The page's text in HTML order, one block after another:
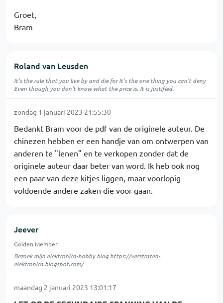
Groet,
Bram
Roland van Leusden
It's the rule that you live by and die for It's the one thing you can't deny
Even though you don't know what the price is. It is justified.
zondag 1 januari 2023 21:55:30
Bedankt Bram voor de pdf van de originele auteur. De
chinezen hebben er een handje van om ontwerpen van
anderen te "lenen" en te verkopen zonder dat de
originele auteur daar beter van word. Ik heb ook nog
een paar van deze kitjes liggen, maar voorlopig
voldoende andere zaken die voor gaan.
Jeever
Golden Member
Bezoek mijn elektronica-hobby blog https://verstraten-
elektronica.blogspot.com/
maandag 2 januari 2023 13:01:17